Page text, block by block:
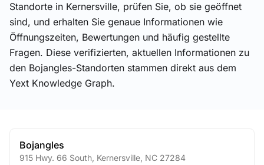
Standorte in Kernersville, prüfen Sie, ob sie geöffnet
sind, und erhalten Sie genaue Informationen wie
Öffnungszeiten, Bewertungen und häufig gestellte
Fragen. Diese verifizierten, aktuellen Informationen zu
den Bojangles-Standorten stammen direkt aus dem
Yext Knowledge Graph.
Bojangles
915 Hwy. 66 South Kernersville NC 27284